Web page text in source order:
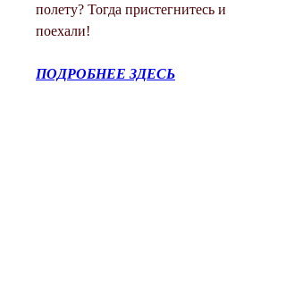
полету? Тогда пристегнитесь и
поехали!
ПОДРОБНЕЕ ЗДЕСЬ